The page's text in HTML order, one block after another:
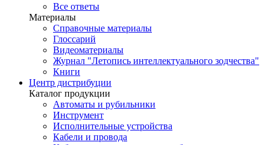
Все ответы
Материалы
Справочные материалы
Глоссарий
Видеоматериалы
Журнал "Летопись интеллектуального зодчества"
Книги
Центр дистрибуции
Каталог продукции
Автоматы и рубильники
Инструмент
Исполнительные устройства
Кабели и провода